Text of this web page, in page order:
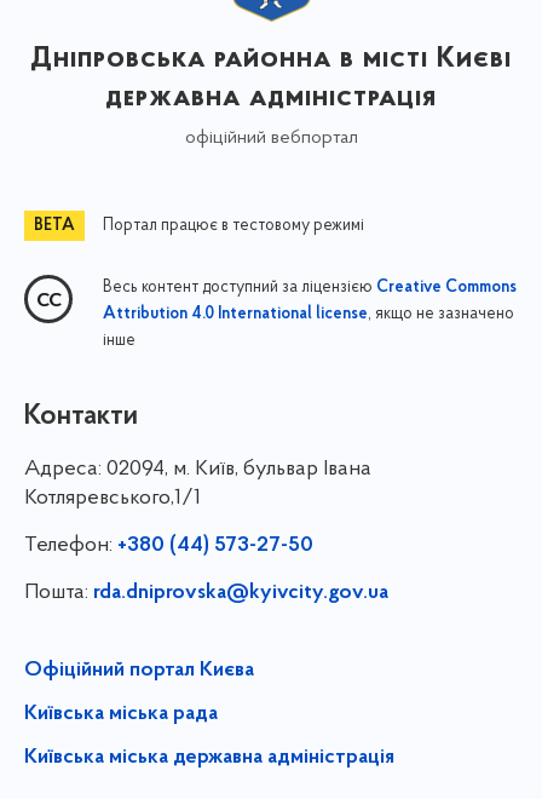
Дніпровська районна в місті Києві
державна адміністрація
офіційний вебпортал
Портал працює в тестовому режимі
Весь контент доступний за ліцензією Creative Commons
Attribution 4.0 International license, якщо не зазначено
інше
Контакти
Адреса: 02094, м. Київ, бульвар Івана
Котляревського,1/1
Телефон: +380 (44) 573-27-50
Пошта: rda.dniprovska@kyivcity.gov.ua
Офіційний портал Києва
Київська міська рада
Київська міська державна адміністрація